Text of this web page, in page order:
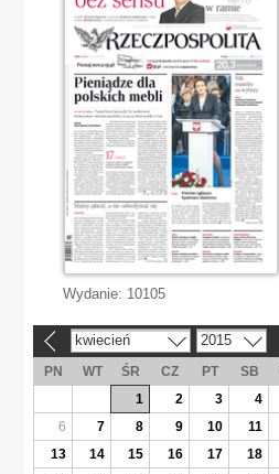
Wydanie: 10105
kwiecień 2015
PN WT ŚR CZ PT SB
1
2 3 4
6
7 8 9 10 11
13
14 15 16 17 18